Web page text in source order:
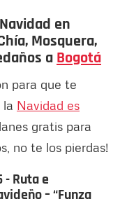
en
Mosquera,
a Bogotá
para que te
la Navidad es
gratis para
no te los pierdas!
Ruta e
– “Funza